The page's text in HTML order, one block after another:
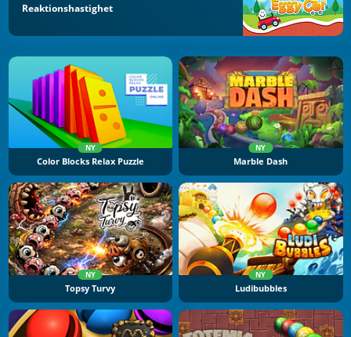
Reaktionshastighet
NY
Color Blocks Relax Puzzle
NY
Marble Dash
NY
Topsy Turvy
NY
Ludibubbles